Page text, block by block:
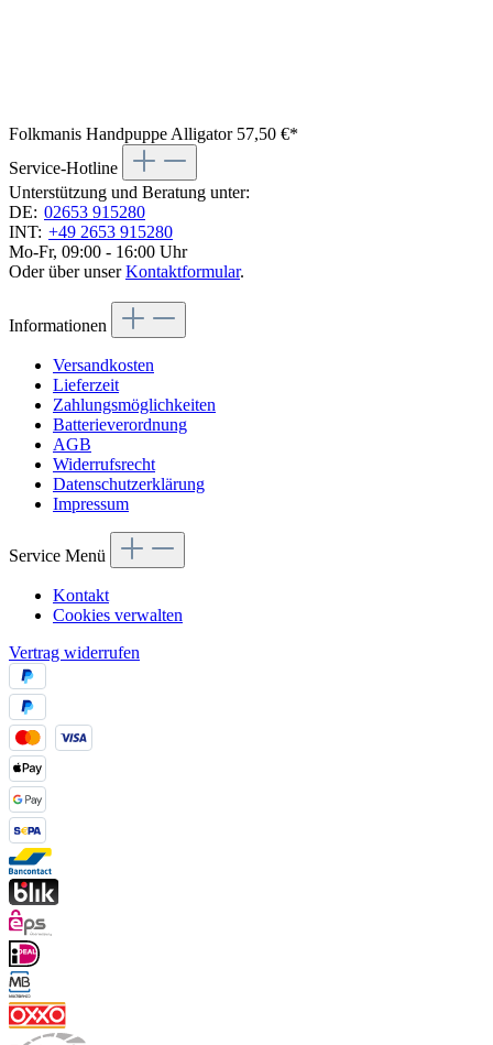
Folkmanis Handpuppe Alligator 57,50 €*
Service-Hotline
Unterstützung und Beratung unter:
DE: 02653 915280
INT: +49 2653 915280
Mo-Fr, 09:00 - 16:00 Uhr
Oder über unserKontaktformular.
Informationen
Versandkosten
Lieferzeit
Zahlungsmöglichkeiten
Batterieverordnung
AGB
Widerrufsrecht
Datenschutzerklärung
Impressum
Service Menü
Kontakt
Cookies verwalten
Vertrag widerrufen